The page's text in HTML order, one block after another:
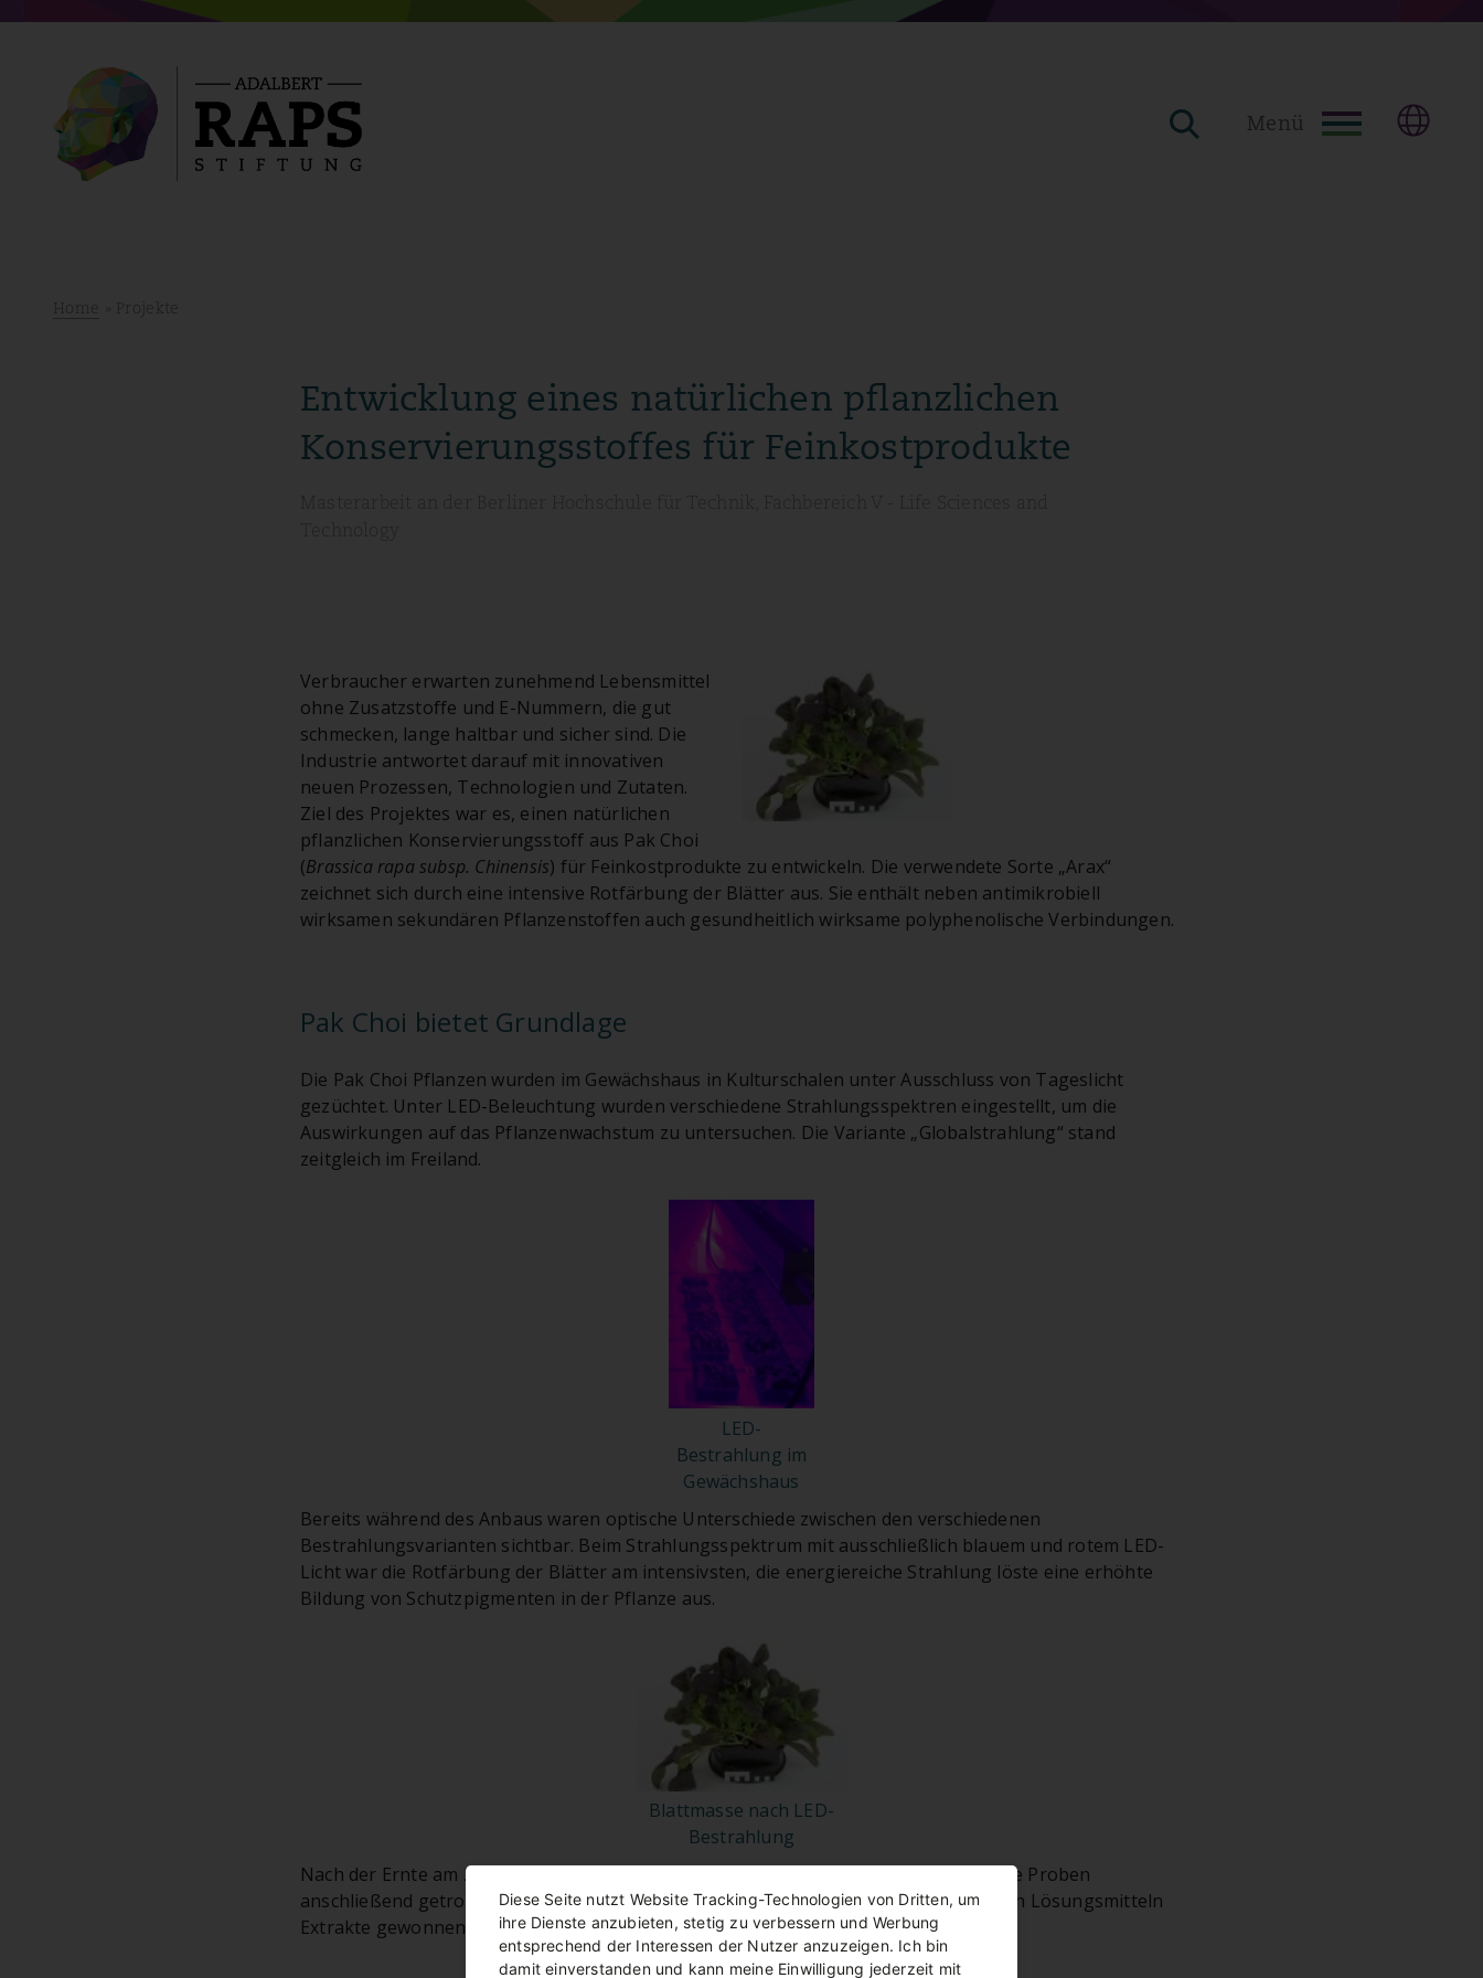
Menü
Home » Projekte
Entwicklung eines natürlichen pflanzlichen
Konservierungsstoffes für Feinkostprodukte
Verbraucher erwarten zunehmend Lebensmittel
ohne Zusatzstoffe und E-Nummern, die gut
schmecken, lange haltbar und sicher sind. Die
Industrie antwortet darauf mit innovativen
neuen Prozessen, Technologien und Zutaten.
Ziel des Projektes war es, einen natürlichen
pflanzlichen Konservierungsstoff aus Pak Choi
(Brassica rapa subsp. Chinensis) für Feinkostprodukte zu entwickeln. Die verwendete Sorte „Arax“
zeichnet sich durch eine intensive Rotfärbung der Blätter aus. Sie enthält neben antimikrobiell
wirksamen sekundären Pflanzenstoffen auch gesundheitlich wirksame polyphenolische Verbindungen.
Pak Choi bietet Grundlage
Die Pak Choi Pflanzen wurden im Gewächshaus in Kulturschalen unter Ausschluss von Tageslicht
gezüchtet. Unter LED-Beleuchtung wurden verschiedene Strahlungsspektren eingestellt, um die
Auswirkungen auf das Pflanzenwachstum zu untersuchen. Die Variante „Globalstrahlung“ stand
zeitgleich im Freiland.
LED-
Bestrahlung im
Gewächshaus
Bereits während des Anbaus waren optische Unterschiede zwischen den verschiedenen
Bestrahlungsvarianten sichtbar. Beim Strahlungsspektrum mit ausschließlich blauem und rotem LED-
Licht war die Rotfärbung der Blätter am intensivsten, die energiereiche Strahlung löste eine erhöhte
Bildung von Schutzpigmenten in der Pflanze aus.
Blattmasse nach LED-
Bestrahlung
Nach der Ernte am 28. Tag nach der Aussaat wurde die Frischmasse bestimmt und die Proben
anschließend getrocknet und pulverisiert. Aus den Pulvern wurden mit verschiedenen Lösungsmitteln
Extrakte gewonnen.
Diese Seite nutzt Website Tracking-Technologien von Dritten, um
ihre Dienste anzubieten, stetig zu verbessern und Werbung
entsprechend der Interessen der Nutzer anzuzeigen. Ich bin
damit einverstanden und kann meine Einwilligung jederzeit mit